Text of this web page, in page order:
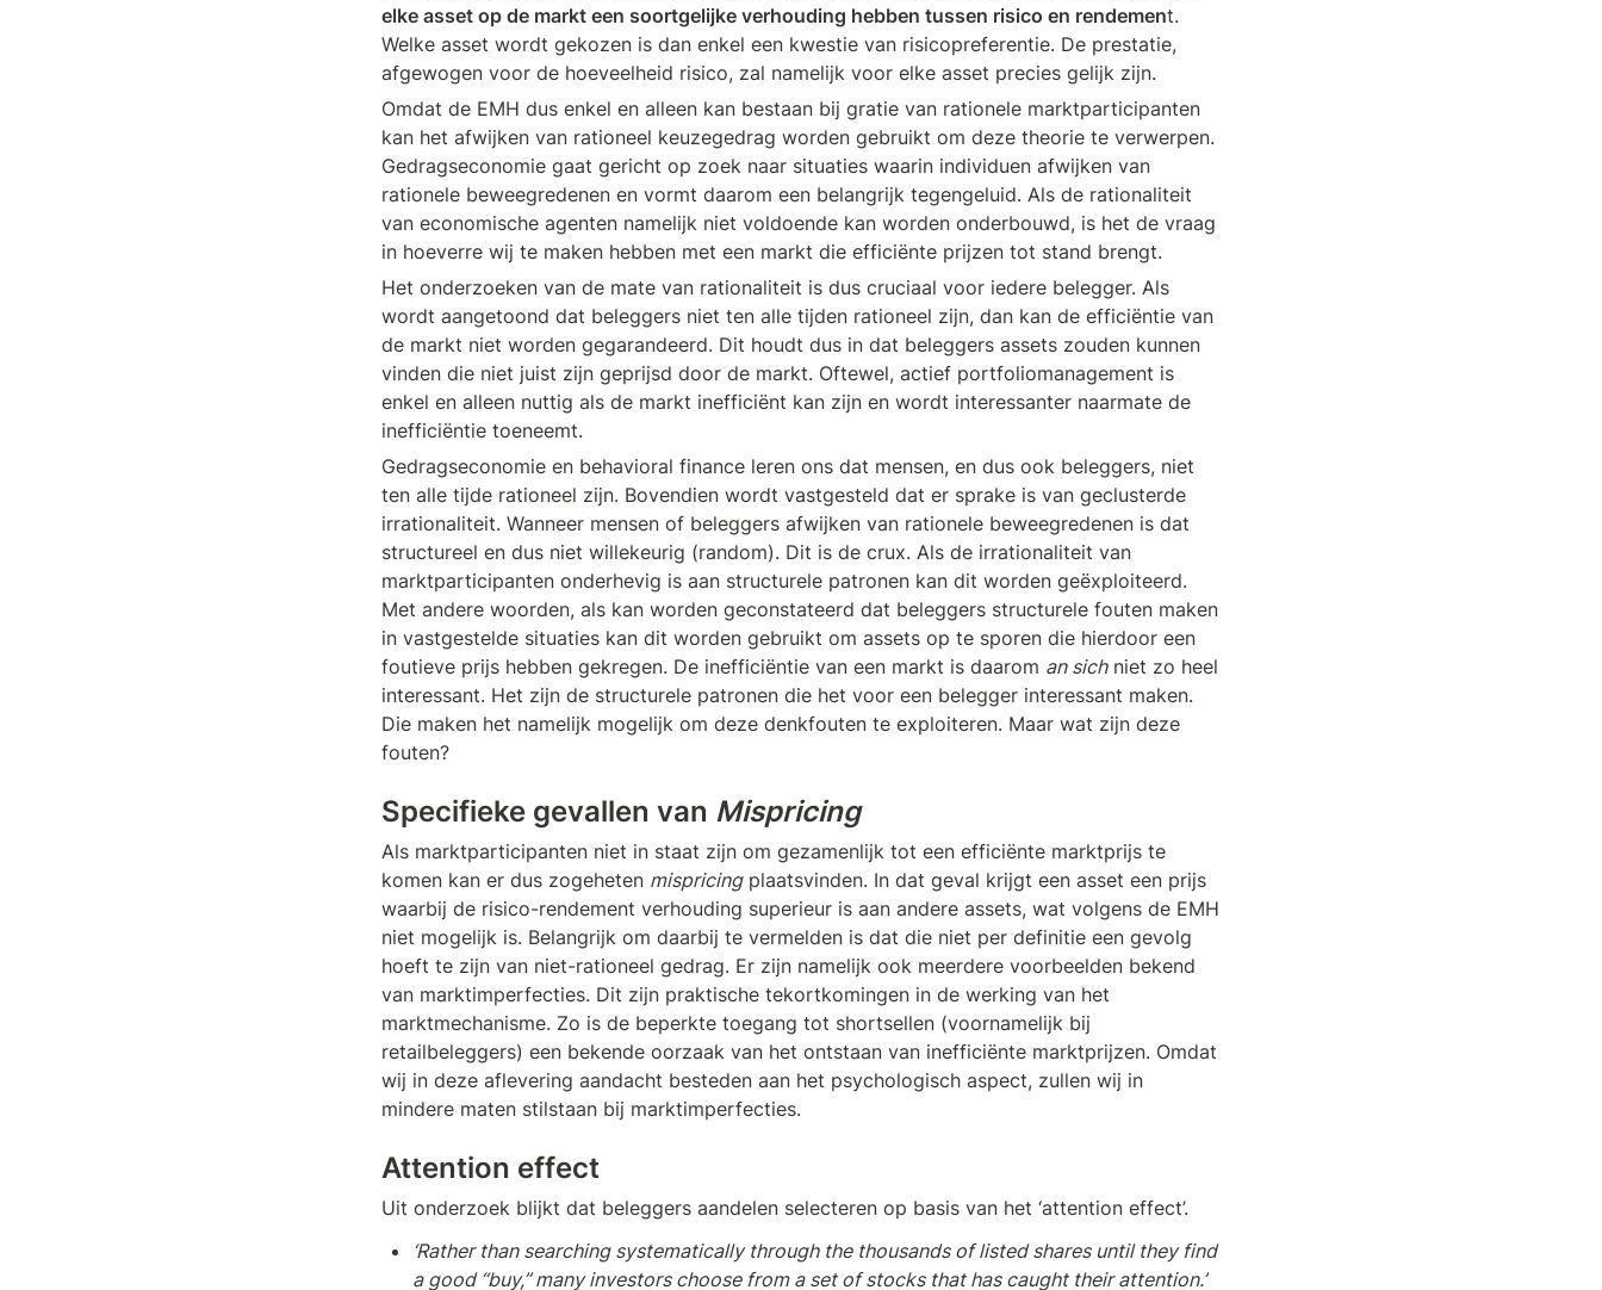
elke asset op de markt een soortgelijke verhouding hebben tussen risico en rendement.
Welke asset wordt gekozen is dan enkel een kwestie van risicopreferentie. De prestatie,
afgewogen voor de hoeveelheid risico, zal namelijk voor elke asset precies gelijk zijn.
Omdat de EMH dus enkel en alleen kan bestaan bij gratie van rationele marktparticipanten
kan het afwijken van rationeel keuzegedrag worden gebruikt om deze theorie te verwerpen.
Gedragseconomie gaat gericht op zoek naar situaties waarin individuen afwijken van
rationele beweegredenen en vormt daarom een belangrijk tegengeluid. Als de rationaliteit
van economische agenten namelijk niet voldoende kan worden onderbouwd, is het de vraag
in hoeverre wij te maken hebben met een markt die efficiënte prijzen tot stand brengt.
Het onderzoeken van de mate van rationaliteit is dus cruciaal voor iedere belegger. Als
wordt aangetoond dat beleggers niet ten alle tijden rationeel zijn, dan kan de efficiëntie van
de markt niet worden gegarandeerd. Dit houdt dus in dat beleggers assets zouden kunnen
vinden die niet juist zijn geprijsd door de markt. Oftewel, actief portfoliomanagement is
enkel en alleen nuttig als de markt inefficiënt kan zijn en wordt interessanter naarmate de
inefficiëntie toeneemt.
Gedragseconomie en behavioral finance leren ons dat mensen, en dus ook beleggers, niet
ten alle tijde rationeel zijn. Bovendien wordt vastgesteld dat er sprake is van geclusterde
irrationaliteit. Wanneer mensen of beleggers afwijken van rationele beweegredenen is dat
structureel en dus niet willekeurig (random). Dit is de crux. Als de irrationaliteit van
marktparticipanten onderhevig is aan structurele patronen kan dit worden geëxploiteerd.
Met andere woorden, als kan worden geconstateerd dat beleggers structurele fouten maken
in vastgestelde situaties kan dit worden gebruikt om assets op te sporen die hierdoor een
foutieve prijs hebben gekregen. De inefficiëntie van een markt is daarom an sich niet zo heel
interessant. Het zijn de structurele patronen die het voor een belegger interessant maken.
Die maken het namelijk mogelijk om deze denkfouten te exploiteren. Maar wat zijn deze
fouten?
Specifieke gevallen van Mispricing
Als marktparticipanten niet in staat zijn om gezamenlijk tot een efficiënte marktprijs te
komen kan er dus zogeheten mispricing plaatsvinden. In dat geval krijgt een asset een prijs
waarbij de risico-rendement verhouding superieur is aan andere assets, wat volgens de EMH
niet mogelijk is. Belangrijk om daarbij te vermelden is dat die niet per definitie een gevolg
hoeft te zijn van niet-rationeel gedrag. Er zijn namelijk ook meerdere voorbeelden bekend
van marktimperfecties. Dit zijn praktische tekortkomingen in de werking van het
marktmechanisme. Zo is de beperkte toegang tot shortsellen (voornamelijk bij
retailbeleggers) een bekende oorzaak van het ontstaan van inefficiënte marktprijzen. Omdat
wij in deze aflevering aandacht besteden aan het psychologisch aspect, zullen wij in
mindere maten stilstaan bij marktimperfecties.
Attention effect
Uit onderzoek blijkt dat beleggers aandelen selecteren op basis van het ‘attention effect’.
‘Rather than searching systematically through the thousands of listed shares until they find
a good “buy,” many investors choose from a set of stocks that has caught their attention.’